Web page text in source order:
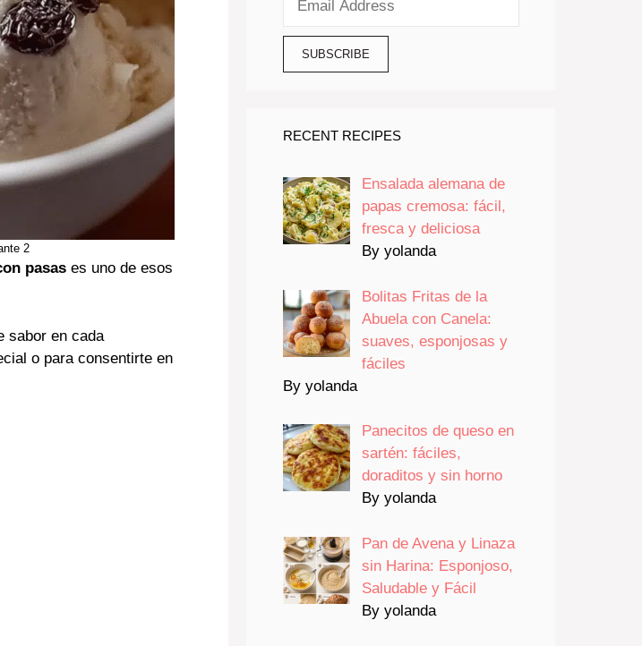
2
pasas es uno de esos
sabor en cada
o para consentirte en
RECENT RECIPES
Ensalada alemana de
papas cremosa: fácil,
fresca y deliciosa
By yolanda
Bolitas Fritas de la
Abuela con Canela:
suaves, esponjosas y
fáciles
By yolanda
Panecitos de queso en
sartén: fáciles,
doraditos y sin horno
By yolanda
Pan de Avena y Linaza
sin Harina: Esponjoso,
Saludable y Fácil
By yolanda